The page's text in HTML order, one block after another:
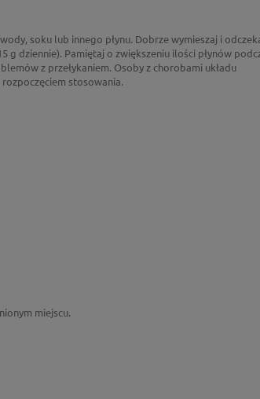
soku lub innego płynu. Dobrze wymieszaj i
g dziennie). Pamiętaj o zwiększeniu ilości płynów
z przełykaniem. Osoby z chorobami układu
stosowania.
miejscu.